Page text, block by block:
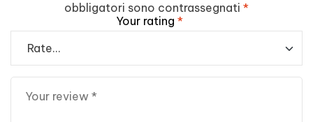
obbligatori sono contrassegnati *
Your rating *